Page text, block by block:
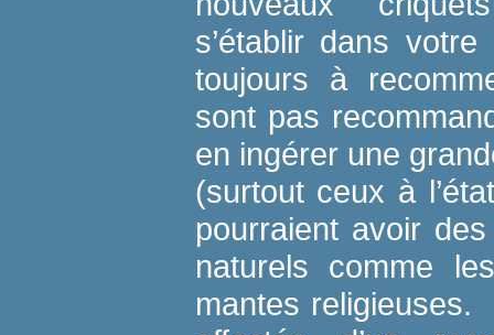
s’établir dans
toujours à
sont pas
en ingérer une
(surtout ceux à
pourraient avoir
naturels comme
mantes